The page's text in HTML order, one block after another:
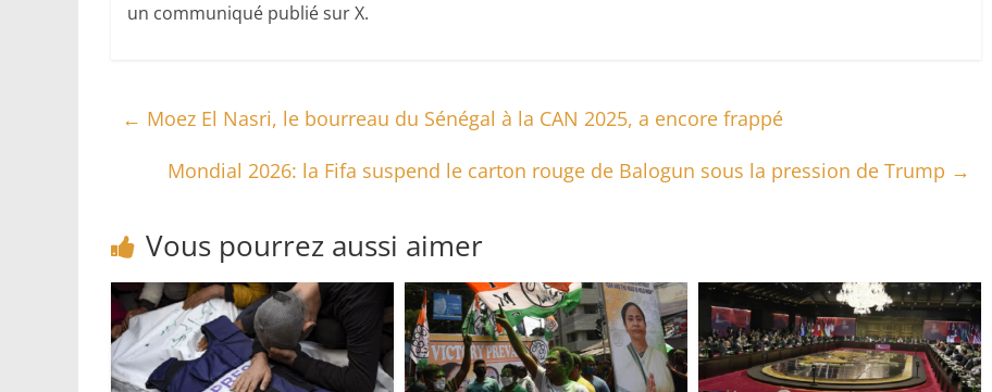
un communiqué publié sur X.
← Moez El Nasri, le bourreau du Sénégal à la CAN 2025, a encore frappé
Mondial 2026: la Fifa suspend le carton rouge de Balogun sous la pression de Trump →
Vous pourrez aussi aimer